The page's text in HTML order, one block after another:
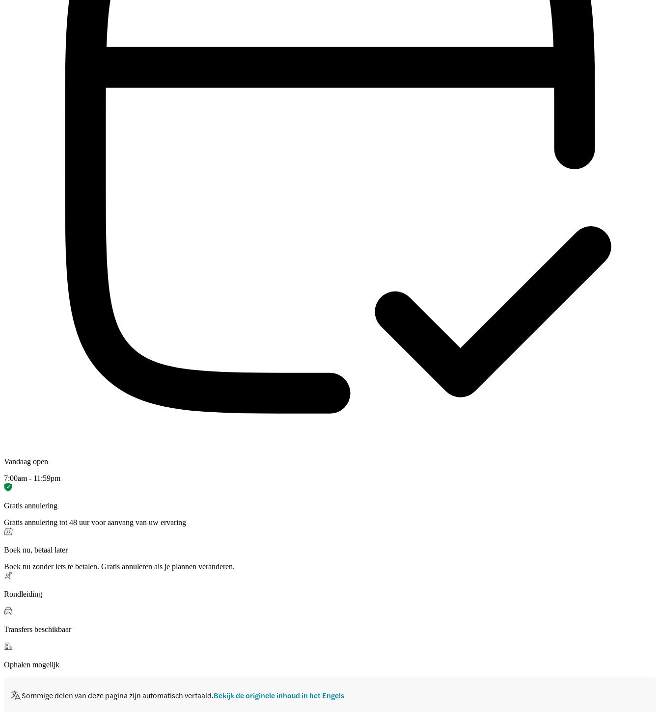
Vandaag open
7:00am - 11:59pm
Gratis annulering
Gratis annulering tot 48 uur voor aanvang van uw ervaring
Boek nu, betaal later
Boek nu zonder iets te betalen. Gratis annuleren als je plannen veranderen.
Rondleiding
Transfers beschikbaar
Ophalen mogelijk
Sommige delen van deze pagina zijn automatisch vertaald.Bekijk de originele inhoud in het Engels